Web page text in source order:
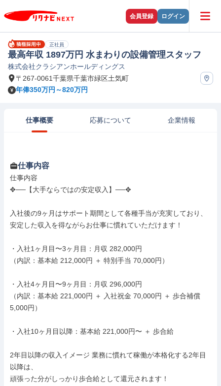
会員登録 ログイン
正社員
最高年収 1897万円 水まわりの設備管理スタッフ
株式会社クラシアンホールディングス
〒267-0061千葉県千葉市緑区土気町
年俸350万円～820万円
仕事概要 応募について 企業情報
仕事内容
仕事内容
✥──【大手ならではの安定収入】──✥
入社後の9ヶ月はサポート期間として各種手当が充実しており、
安定した収入を得ながらお仕事に慣れていただけます！
・入社1ヶ月目〜3ヶ月目：月収 282,000円
（内訳：基本給 212,000円 ＋ 特別手当 70,000円）
・入社4ヶ月目〜9ヶ月目：月収 296,000円
（内訳：基本給 221,000円 ＋ 入社祝金 70,000円 ＋ 歩合補償
5,000円）
・入社10ヶ月目以降：基本給 221,000円〜 ＋ 歩合給
2年目以降の収入イメージ 業務に慣れて稼働が本格化する2年目
以降は、
頑張った分がしっかり歩合給として還元されます！